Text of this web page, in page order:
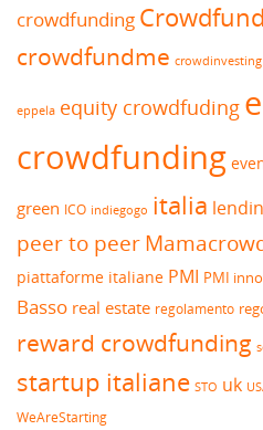
crowdfunding
crowdfundme crowdinvesting
eppela equity crowdfuding
crowdfunding
green ICO indiegogo italia
peer to peer
piattaforme italiane PMI PMI
Basso real estate regolamento
reward crowdfunding
startup italiane STO uk
WeAreStarting